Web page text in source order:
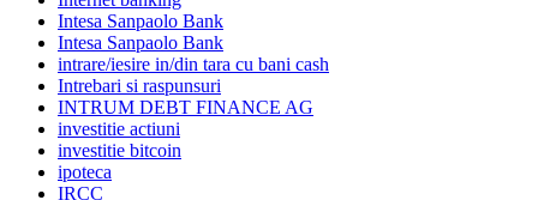
Intesa Sanpaolo Bank
Intesa Sanpaolo Bank
intrare/iesire in/din tara cu bani cash
Intrebari si raspunsuri
INTRUM DEBT FINANCE AG
investitie actiuni
investitie bitcoin
ipoteca
IRCC